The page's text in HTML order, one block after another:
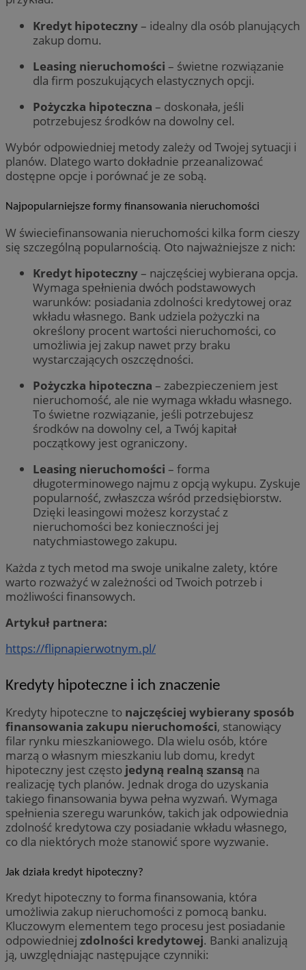
Kredyt hipoteczny– idealny dla osób planujących
zakup domu.
Leasing nieruchomości – świetne rozwiązanie
dla firm poszukujących elastycznych opcji.
Pożyczka hipoteczna – doskonała, jeśli
potrzebujesz środków na dowolny cel.
Wybór odpowiedniej metody zależy od Twojej sytuacji i
planów. Dlatego warto dokładnie przeanalizować
dostępne opcje i porównać je ze sobą.
Najpopularniejsze formy finansowania nieruchomości
W świeciefinansowania nieruchomości kilka form cieszy
się szczególną popularnością. Oto najważniejsze z nich:
Kredyt hipoteczny– najczęściej wybierana opcja.
Wymaga spełnienia dwóch podstawowych
warunków: posiadania zdolności kredytowej oraz
wkładu własnego. Bank udziela pożyczki na
określony procent wartości nieruchomości, co
umożliwia jej zakup nawet przy braku
wystarczających oszczędności.
Pożyczka hipoteczna – zabezpieczeniem jest
nieruchomość, ale nie wymaga wkładu własnego.
To świetne rozwiązanie, jeśli potrzebujesz
środków na dowolny cel, a Twój kapitał
początkowy jest ograniczony.
Leasing nieruchomości – forma
długoterminowego najmu z opcją wykupu. Zyskuje
popularność, zwłaszcza wśród przedsiębiorstw.
Dzięki leasingowi możesz korzystać z
nieruchomości bez konieczności jej
natychmiastowego zakupu.
Każda z tych metod ma swoje unikalne zalety, które
warto rozważyć w zależności od Twoich potrzeb i
możliwości finansowych.
Artykuł partnera:
https://flipnapierwotnym.pl/
Kredyty hipoteczne i ich znaczenie
Kredyty hipoteczne to najczęściej wybierany sposób
finansowania zakupu nieruchomości, stanowiący
filar rynku mieszkaniowego. Dla wielu osób, które
marzą o własnym mieszkaniu lub domu, kredyt
hipoteczny jest często jedyną realną szansą na
realizację tych planów. Jednak droga do uzyskania
takiego finansowania bywa pełna wyzwań. Wymaga
spełnienia szeregu warunków, takich jak odpowiednia
zdolność kredytowa czy posiadanie wkładu własnego,
co dla niektórych może stanowić spore wyzwanie.
Jak działa kredyt hipoteczny?
Kredyt hipoteczny to forma finansowania, która
umożliwia zakup nieruchomości z pomocą banku.
Kluczowym elementem tego procesu jest posiadanie
odpowiedniej zdolności kredytowej. Banki analizują
ją, uwzględniając następujące czynniki: